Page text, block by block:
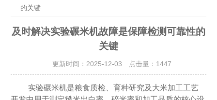
的关键
及时解决实验碾米机故障是保障检测可靠性的
关键
更新时间：2025-12-03 点击量： 1447
实验碾米机是粮食质检、育种研究及大米加工工艺